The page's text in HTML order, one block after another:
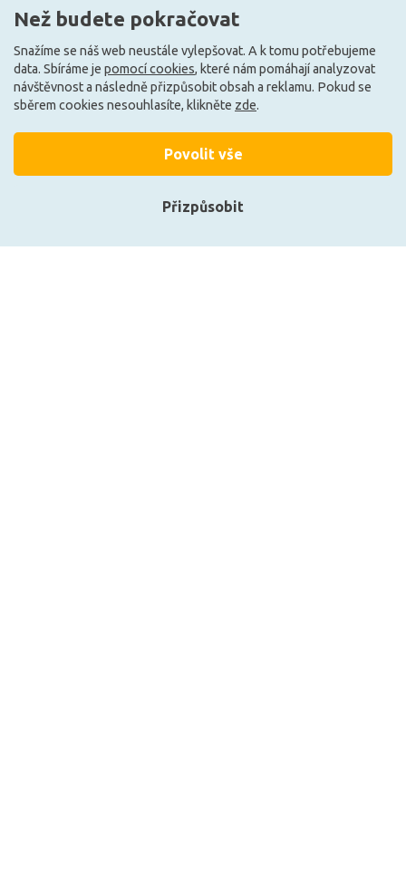
Skladem e-shop (2 ks) Může být u Vás 17. 8.
Než budete pokračovat
Snažíme se náš web neustále vylepšovat. A k tomu potřebujeme
data. Sbíráme je pomocí cookies, které nám pomáhají analyzovat
návštěvnost a následně přizpůsobit obsah a reklamu. Pokud se
sběrem cookies nesouhlasíte, klikněte zde.
Přizpůsobit
Povolit vše